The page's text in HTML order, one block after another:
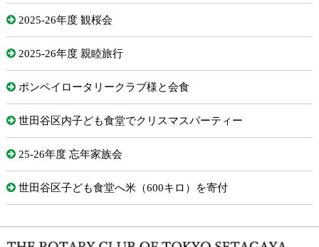
2025-26年度 観桜会
2025-26年度 親睦旅行
ポンペイロータリークラブ様と会食
世田谷区内子ども食堂でクリスマスパーティー
25-26年度 忘年家族会
世田谷区子ども食堂へ米（600キロ）を寄付